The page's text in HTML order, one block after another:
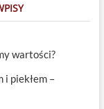
wartości?
i piekłem –